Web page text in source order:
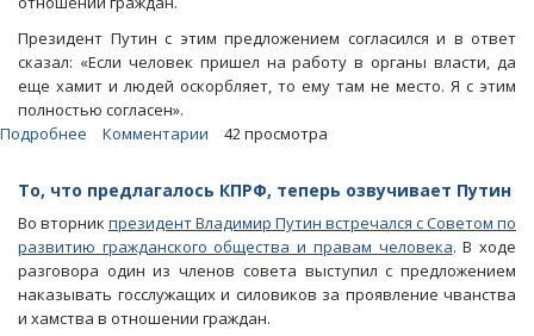
Президент Путин с этим предложением согласился и в ответ
сказал: «Если человек пришел на работу в органы власти, да
еще хамит и людей оскорбляет, то ему там не место. Я с этим
полностью согласен».
Подробнее
Наказывать
хамов-
чиновников
мы
предлагали
еще
Комментарии 42 просмотра
То, что предлагалось КПРФ, теперь озвучивает Путин
Во вторник президент Владимир Путин встречался с Советом по
развитию гражданского общества и правам человека. В ходе
разговора один из членов совета выступил с предложением
наказывать госслужащих и силовиков за проявление чванства
и хамства в отношении граждан.